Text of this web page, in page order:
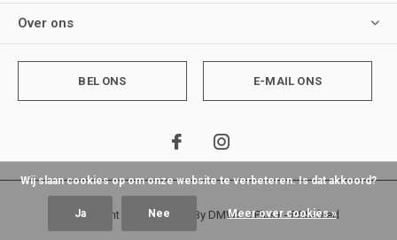
Over ons
BEL ONS E-MAIL ONS
© Copyright - Theme By DMWSxPlus+-RSS-feed
Wij slaan cookies op om onze website te verbeteren. Is dat akkoord?
Ja Nee Meer over cookies »